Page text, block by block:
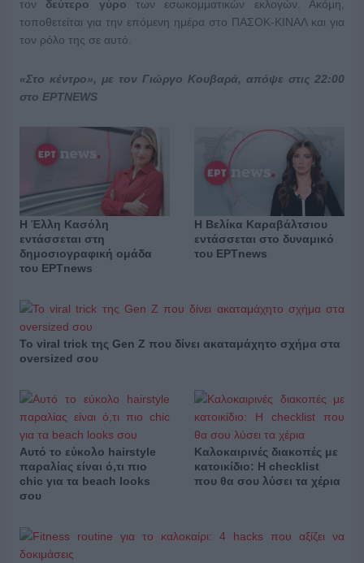
τον δεύτερο γύρο των εσωκομματικών εκλογών. Ακόμη,
τοποθετείται για την επόμενη ημέρα στο ΠΑΣΟΚ-ΚΙΝΑΛ και για
τον ρόλο της σε αυτό.
«Στο κέντρο», με τον Γιώργο Κουβαρά, απόψε στις 22:00
στο ΕΡΤNEWS
Η Έλλη Κασόλη
εντάσσεται στη
δημοσιογραφική ομάδα
του ΕΡΤnews
Η Βελίκα Καραβάλτσιου
εντάσσεται στο δυναμικό
του ΕΡΤnews
Το viral trick της Gen Z που δίνει ακαταμάχητο σχήμα στα
oversized σου
Αυτό το εύκολο hairstyle
παραλίας είναι ό,τι πιο
chic για τα beach looks
σου
Καλοκαιρινές διακοπές με
κατοικίδιο: Η checklist
που θα σου λύσει τα χέρια